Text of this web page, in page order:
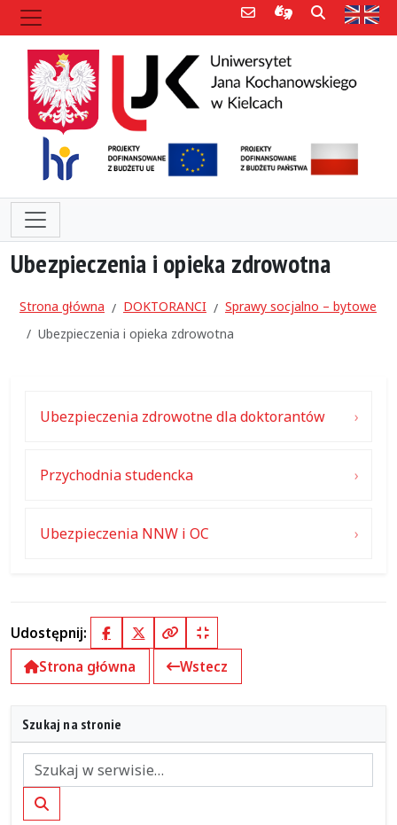
Poczta e-mailInformacje dla
Szukaj
Ubezpieczenia i opieka zdrowotna
Strona główna DOKTORANCI
Sprawy socjalno – bytowe
Ubezpieczenia i opieka zdrowotna
Ubezpieczenia zdrowotne dla doktorantów
Przychodnia studencka
Ubezpieczenia NNW i OC
Udostępnij: FacebookX (Twitter)
Kopiuj pełny link
Kopiuj krótki link
Strona główna
Wstecz
Szukaj na stronie
Szukaj